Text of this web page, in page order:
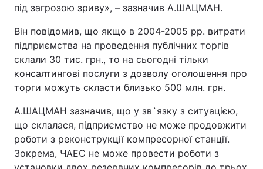
під загрозою зриву», – зазначив А.ШАЦМАН.
Він повідомив, що якщо в 2004-2005 рр. витрати
підприємства на проведення публічних торгів
склали 30 тис. грн., то на сьогодні тільки
консалтингові послуги з дозволу оголошення про
торги можуть скласти близько 500 млн. грн.
А.ШАЦМАН зазначив, що у зв`язку з ситуацією,
що склалася, підприємство не може продовжити
роботи з реконструкції компресорної станції.
Зокрема, ЧАЕС не може провести роботи з